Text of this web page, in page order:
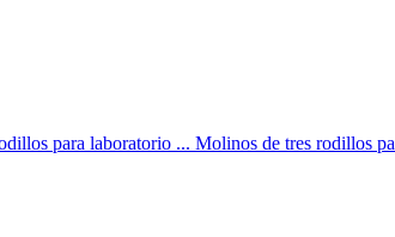
para laboratorio ... Molinos de tres rodillos